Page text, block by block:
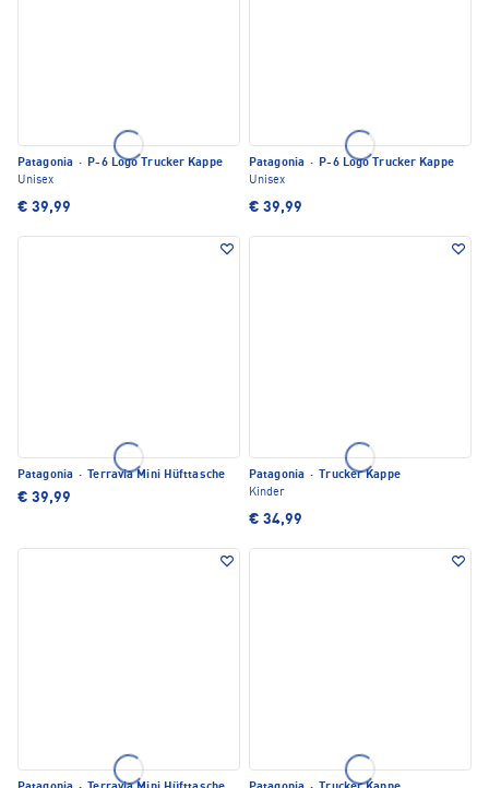
Patagonia · P-6 Logo Trucker Kappe
Unisex
€ 39,99
Patagonia · P-6 Logo Trucker Kappe
Unisex
€ 39,99
Patagonia · Terravia Mini Hüfttasche
€ 39,99
Patagonia ·
Trucker Kappe
Kinder
€ 34,99